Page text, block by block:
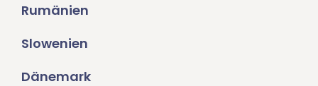
Rumänien
Slowenien
Dänemark